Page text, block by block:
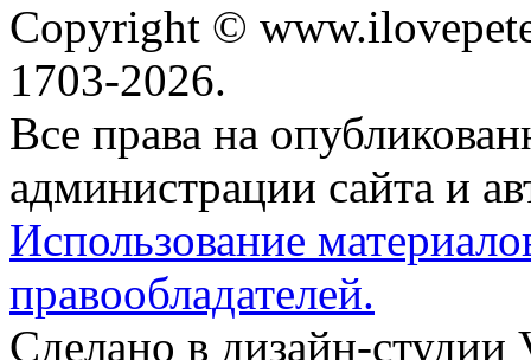
Copyright ©
1703-2026.
Все права на
администрации сайта и
Использование
правообладателей.
Сделано в дизайн-студии